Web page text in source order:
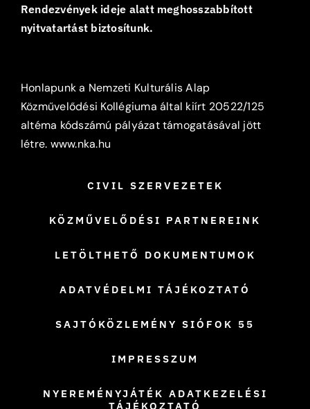
Rendezvények ideje alatt meghosszabbított
nyitvatartást biztosítunk.
Honlapunk a Nemzeti Kulturális Alap
Közművelődési Kollégiuma által kiírt 20522/125
altéma kódszámú pályázat támogatásával jött
létre. www.nka.hu
CIVIL SZERVEZETEK
KÖZMŰVELŐDÉSI PARTNEREINK
LETÖLTHETŐ DOKUMENTUMOK
ADATVÉDELMI TÁJÉKOZTATÓ
SAJTÓKÖZLEMÉNY SIÓFOK 55
IMPRESSZUM
NYEREMÉNYJÁTÉK ADATKEZELÉSI
TÁJÉKOZTATÓ